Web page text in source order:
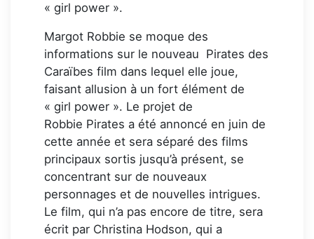
« girl power ».
Margot Robbie se moque des
informations sur le nouveau Pirates des
Caraïbes film dans lequel elle joue,
faisant allusion à un fort élément de
« girl power ». Le projet de
Robbie Pirates a été annoncé en juin de
cette année et sera séparé des films
principaux sortis jusqu’à présent, se
concentrant sur de nouveaux
personnages et de nouvelles intrigues.
Le film, qui n’a pas encore de titre, sera
écrit par Christina Hodson, qui a